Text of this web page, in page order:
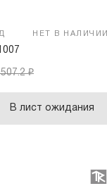
НЕТ В НАЛИЧИИ
₽
В лист ожидания